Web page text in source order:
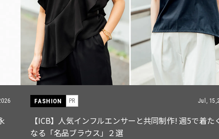
FASHION PR Jul, 15,2026
【ICB】人気インフルエンサーと共同制作! 週5で着たく
なる「名品ブラウス」２選